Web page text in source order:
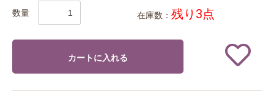
数量 在庫数： 残り3点
カートに入れる